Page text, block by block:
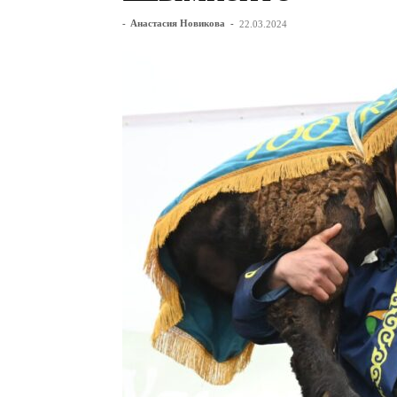
- Анастасия Новикова - 22.03.2024